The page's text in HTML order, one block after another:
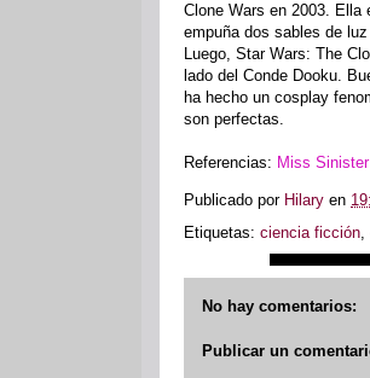
Clone Wars en 2003. Ella
empuña dos sables de
Luego, Star Wars: The
lado del Conde Dooku.
ha hecho un cosplay
son perfectas.
Referencias: Miss Sinister
Publicado por Hilary en
Etiquetas: ciencia ficción,
No hay comentarios:
Publicar un